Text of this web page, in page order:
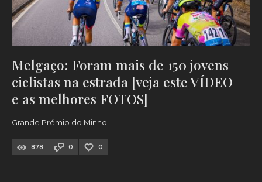
Melgaço: Foram mais de 150 jovens
ciclistas na estrada [veja este VÍDEO
e as melhores FOTOS]
Grande Prémio do Minho.
878 0 0